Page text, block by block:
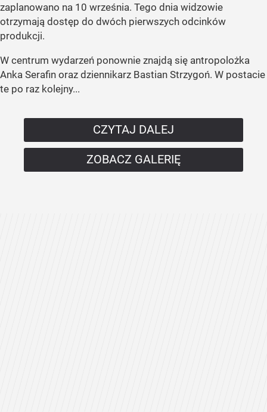
zaplanowano na 10 września. Tego dnia widzowie
otrzymają dostęp do dwóch pierwszych odcinków
produkcji.
W centrum wydarzeń ponownie znajdą się antropolożka
Anka Serafin oraz dziennikarz Bastian Strzygoń. W postacie
te po raz kolejny...
CZYTAJ DALEJ
ZOBACZ GALERIĘ